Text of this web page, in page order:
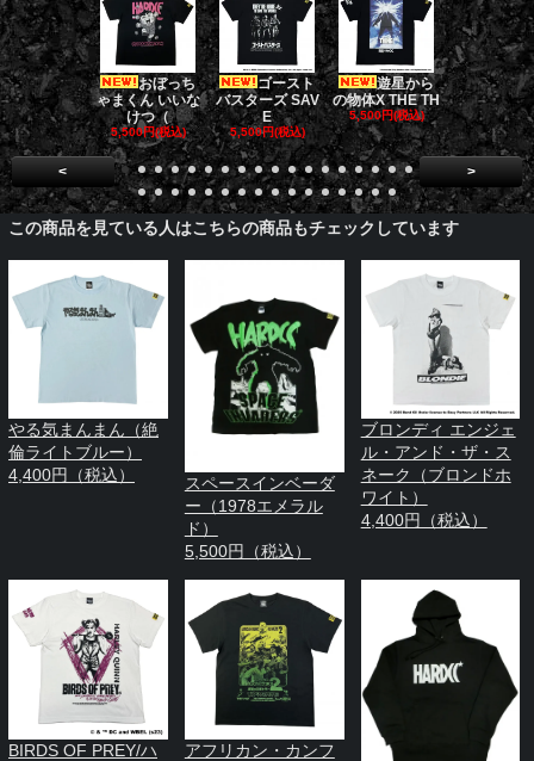
おぼっち
ゃまくん いいな
けつ（
5,500円(税込)
ゴースト
バスターズ SAV
E
5,500円(税込)
遊星から
の物体X THE TH
5,500円(税込)
[限定販売]
ドファー
5,500円(税
< >
この商品を見ている人はこちらの商品もチェックしています
やる気まんまん（絶
倫ライトブルー）
4,400円（税込）
スペースインベーダ
ー（1978エメラル
ド）
5,500円（税込）
ブロンディ エンジェ
ル・アンド・ザ・ス
ネーク（ブロンドホ
ワイト）
4,400円（税込）
BIRDS OF PREY/ハ
アフリカン・カンフ